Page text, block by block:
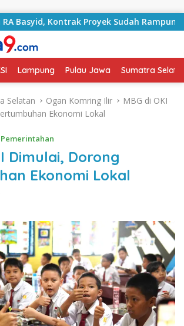
Kontrak Proyek Sudah Rampung
Lampung Pulau Jawa Sumatra
Selatan Ogan Komring Ilir
MBG di OKI
Ekonomi Lokal
Pemerintahan
Dimulai, Dorong
Ekonomi Lokal